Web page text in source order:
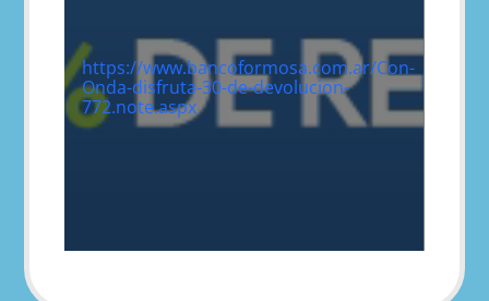
https://www.bancoformosa.com.ar/Con-
Onda-disfruta-30-de-devolucion-
772.note.aspx